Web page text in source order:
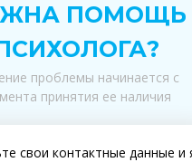
проблемы начинается с
принятия ее наличия
свои контактные данные и
ПОМОЩЬ